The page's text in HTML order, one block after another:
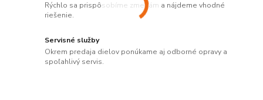
Rýchlo sa prispôsobíme zmenám a nájdeme vhodné
riešenie.
Servisné služby
Okrem predaja dielov ponúkame aj odborné opravy a
spoľahlivý servis.